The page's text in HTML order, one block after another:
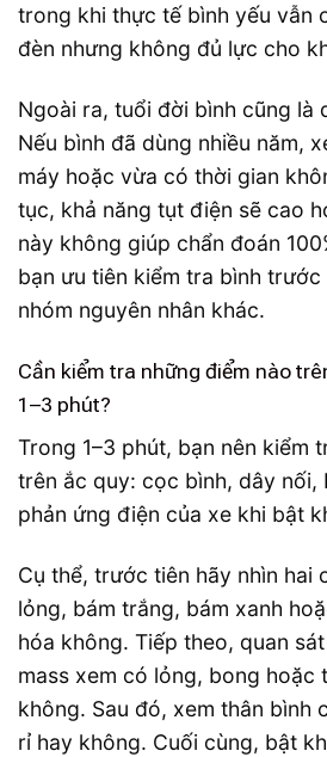
trong khi thực tế bình yếu vẫn
đèn nhưng không đủ lực cho
Ngoài ra, tuổi đời bình cũng là
Nếu bình đã dùng nhiều năm,
máy hoặc vừa có thời gian
tục, khả năng tụt điện sẽ cao
này không giúp chẩn đoán
bạn ưu tiên kiểm tra bình
nhóm nguyên nhân khác.
Cần kiểm tra những điểm nào
1–3 phút?
Trong 1–3 phút, bạn nên kiểm
trên ắc quy: cọc bình, dây nối,
phản ứng điện của xe khi bật
Cụ thể, trước tiên hãy nhìn hai
lỏng, bám trắng, bám xanh
hóa không. Tiếp theo, quan
mass xem có lỏng, bong hoặc
không. Sau đó, xem thân bình
rỉ hay không. Cuối cùng, bật